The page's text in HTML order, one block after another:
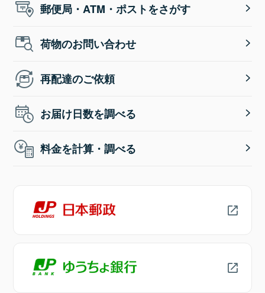
郵便局・ATM・ポストをさがす
荷物のお問い合わせ
再配達のご依頼
お届け日数を調べる
料金を計算・調べる